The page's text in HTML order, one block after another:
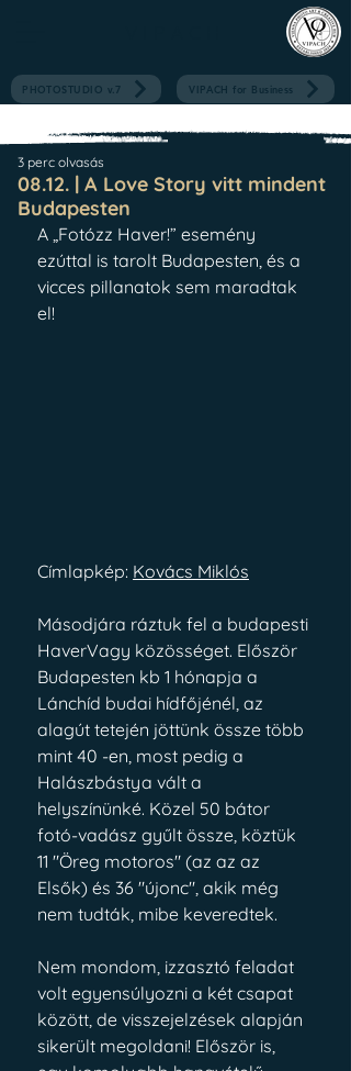
PHOTOSTUDIO v.7 VIPACH for Business
08.12. | A Love Story vitt mindent
Budapesten
3 perc olvasás
A „Fotózz Haver!” esemény
ezúttal is tarolt Budapesten, és a
vicces pillanatok sem maradtak
el!
Címlapkép: Kovács Miklós
Másodjára ráztuk fel a budapesti
HaverVagy közösséget. Először
Budapesten kb 1 hónapja a
Lánchíd budai hídfőjénél, az
alagút tetején jöttünk össze több
mint 40 -en, most pedig a
Halászbástya vált a
helyszínünké. Közel 50 bátor
fotó-vadász gyűlt össze, köztük
11 "Öreg motoros" (az az az
Elsők) és 36 "újonc", akik még
nem tudták, mibe keveredtek.
Nem mondom, izzasztó feladat
volt egyensúlyozni a két csapat
között, de visszejelzések alapján
sikerült megoldani! Először is,